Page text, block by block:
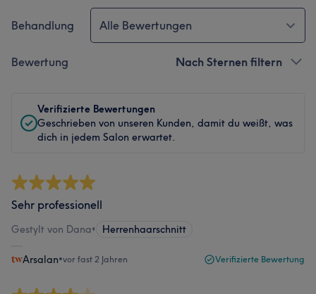
Behandlung Alle Bewertungen
Bewertung Nach Sternen filtern
Verifizierte Bewertungen
Geschrieben von unseren Kunden, damit du weißt, was
dich in jedem Salon erwartet.
Sehr professionell
Gestylt von Dana• Herrenhaarschnitt
Arsalan•vor fast 2 Jahren Verifizierte Bewertung